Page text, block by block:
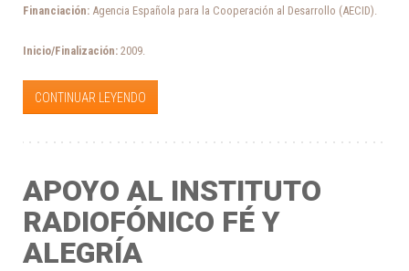
Financiación: Agencia Española para la Cooperación al Desarrollo (AECID).
Inicio/Finalización: 2009.
CONTINUAR LEYENDO
APOYO AL INSTITUTO
RADIOFÓNICO FÉ Y
ALEGRÍA